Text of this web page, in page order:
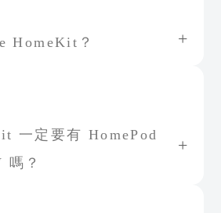
HomeKit？
一定要有 HomePod
？